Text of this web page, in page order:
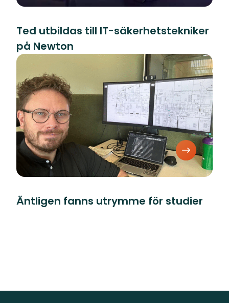
Ted utbildas till IT-säkerhetstekniker
på Newton
Äntligen fanns utrymme för studier